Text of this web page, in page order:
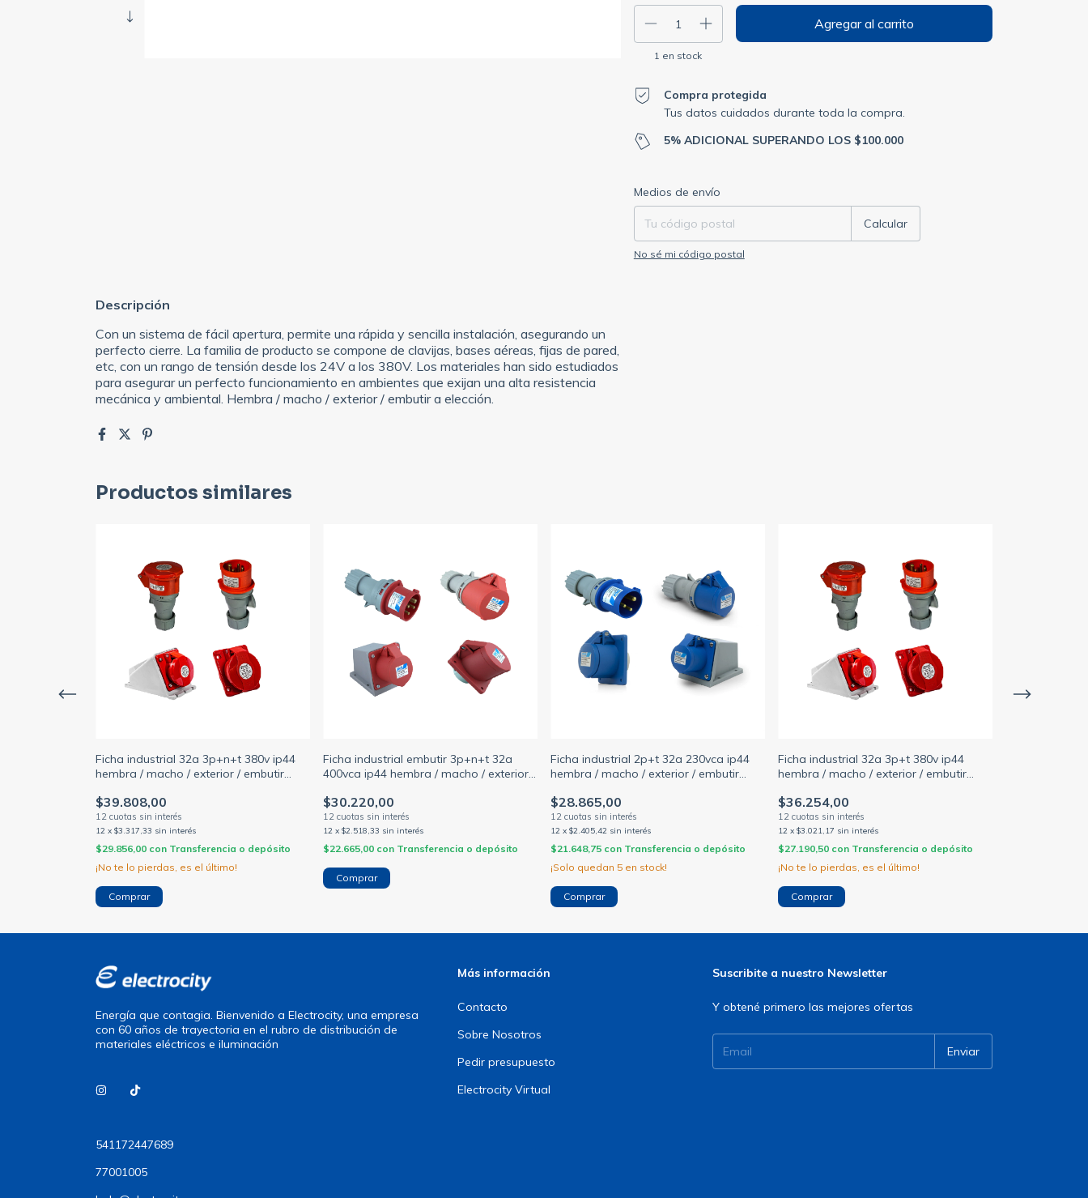
1 en stock
Compra protegida
Tus datos cuidados durante toda la compra.
5% ADICIONAL SUPERANDO LOS $100.000
Entregas para el CP:
Medios de envío
Calcular
No sé mi código postal
Descripción
Con un sistema de fácil apertura, permite una rápida y sencilla instalación, asegurando un
perfecto cierre. La familia de producto se compone de clavijas, bases aéreas, fijas de pared,
etc, con un rango de tensión desde los 24V a los 380V. Los materiales han sido estudiados
para asegurar un perfecto funcionamiento en ambientes que exijan una alta resistencia
mecánica y ambiental. Hembra / macho / exterior / embutir a elección.
Productos similares
Ficha industrial 32a 3p+n+t 380v ip44
hembra / macho / exterior / embutir
$39.808,00
12 x $3.317,33 sin interés
$29.856,00 con Transferencia o depósito
¡No te lo pierdas, es el último!
Comprar
Ficha industrial embutir 3p+n+t 32a
400vca ip44 hembra / macho / exterior /
$30.220,00
12 x $2.518,33 sin interés
$22.665,00 con Transferencia o depósito
Comprar
Ficha industrial 2p+t 32a 230vca ip44
hembra / macho / exterior / embutir
$28.865,00
12 x $2.405,42 sin interés
$21.648,75 con Transferencia o depósito
¡Solo quedan 5 en stock!
Comprar
Ficha industrial 32a 3p+t 380v ip44
hembra / macho / exterior / embutir
$36.254,00
12 x $3.021,17 sin interés
$27.190,50 con Transferencia o depósito
¡No te lo pierdas, es el último!
Comprar
Energía que contagia. Bienvenido a Electrocity, una empresa
con 60 años de trayectoria en el rubro de distribución de
materiales eléctricos e iluminación
541172447689
77001005
Más información
Contacto
Sobre Nosotros
Pedir presupuesto
Electrocity Virtual
Suscribite a nuestro Newsletter
Y obtené primero las mejores ofertas